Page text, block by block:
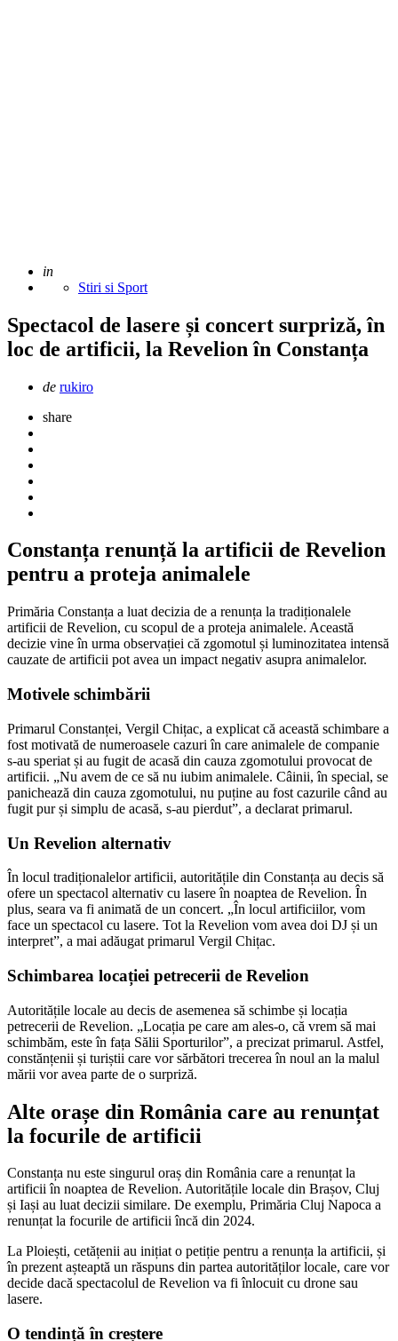
Adaugat
in
Stiri si Sport
Spectacol de lasere și concert surpriză, în
loc de artificii, la Revelion în Constanța
Scris
de rukiro
share
Constanța renunță la artificii de Revelion
pentru a proteja animalele
Primăria Constanța a luat decizia de a renunța la tradiționalele
artificii de Revelion, cu scopul de a proteja animalele. Această
decizie vine în urma observației că zgomotul și luminozitatea intensă
cauzate de artificii pot avea un impact negativ asupra animalelor.
Motivele schimbării
Primarul Constanței, Vergil Chițac, a explicat că această schimbare a
fost motivată de numeroasele cazuri în care animalele de companie
s-au speriat și au fugit de acasă din cauza zgomotului provocat de
artificii. „Nu avem de ce să nu iubim animalele. Câinii, în special, se
panichează din cauza zgomotului, nu puține au fost cazurile când au
fugit pur și simplu de acasă, s-au pierdut”, a declarat primarul.
Un Revelion alternativ
În locul tradiționalelor artificii, autoritățile din Constanța au decis să
ofere un spectacol alternativ cu lasere în noaptea de Revelion. În
plus, seara va fi animată de un concert. „În locul artificiilor, vom
face un spectacol cu lasere. Tot la Revelion vom avea doi DJ și un
interpret”, a mai adăugat primarul Vergil Chițac.
Schimbarea locației petrecerii de Revelion
Autoritățile locale au decis de asemenea să schimbe și locația
petrecerii de Revelion. „Locația pe care am ales-o, că vrem să mai
schimbăm, este în fața Sălii Sporturilor”, a precizat primarul. Astfel,
constănțenii și turiștii care vor sărbători trecerea în noul an la malul
mării vor avea parte de o surpriză.
Alte orașe din România care au renunțat
la focurile de artificii
Constanța nu este singurul oraș din România care a renunțat la
artificii în noaptea de Revelion. Autoritățile locale din Brașov, Cluj
și Iași au luat decizii similare. De exemplu, Primăria Cluj Napoca a
renunțat la focurile de artificii încă din 2024.
La Ploiești, cetățenii au inițiat o petiție pentru a renunța la artificii, și
în prezent așteaptă un răspuns din partea autorităților locale, care vor
decide dacă spectacolul de Revelion va fi înlocuit cu drone sau
lasere.
O tendință în creștere